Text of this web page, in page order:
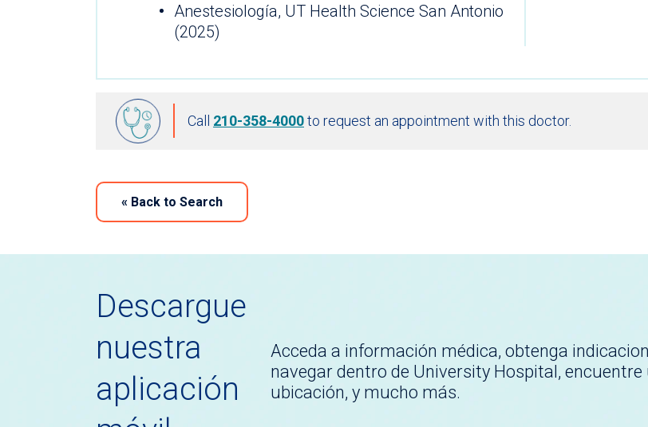
Anestesiología, UT Health Science San Antonio
(2025)
Call 210-358-4000to request an appointment with this doctor.
« Back to Search
Descargue
nuestra
aplicación
Acceda a información médica, obtenga
navegar dentro de University Hospital,
ubicación, y mucho más.